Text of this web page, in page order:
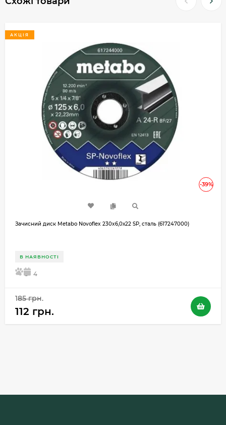
-39%
АКЦІЯ
Зачисний диск Metabo Novoflex 230x6,0х22 SP, сталь (617247000)
В НАЯВНОСТІ
5 4
185 грн.
112 грн.